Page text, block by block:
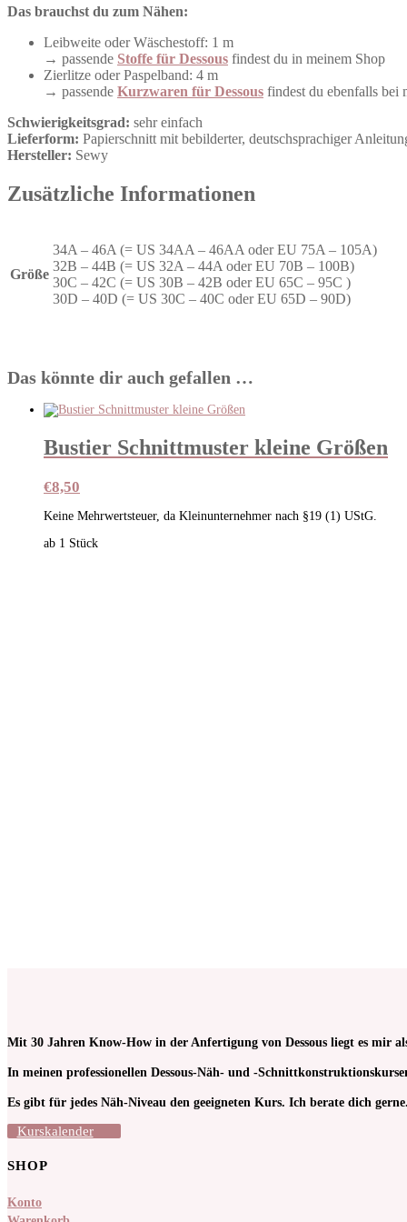
Das brauchst du zum Nähen:
Leibweite oder Wäschestoff: 1 m
→ passende Stoffe für Dessous findest du in meinem Shop
Zierlitze oder Paspelband: 4 m
→ passende Kurzwaren für Dessous findest du ebenfalls bei
Schwierigkeitsgrad: sehr einfach
Lieferform: Papierschnitt mit bebilderter, deutschsprachiger
Hersteller: Sewy
Zusätzliche Informationen
Größe
34A – 46A (= US 34AA – 46AA oder EU 75A – 105A)
32B – 44B (= US 32A – 44A oder EU 70B – 100B)
30C – 42C (= US 30B – 42B oder EU 65C – 95C )
30D – 40D (= US 30C – 40C oder EU 65D – 90D)
Das könnte dir auch gefallen …
Bustier Schnittmuster kleine Größen
€8,50
Keine Mehrwertsteuer, da Kleinunternehmer nach §19 (1) UStG.
ab 1 Stück
Mit 30 Jahren Know-How in der Anfertigung von Dessous liegt es mir
In meinen pro­fessionellen Dessous-Näh- und -
Es gibt für jedes Näh-Niveau den geeigneten Kurs. Ich berate dich
Kurskalender
SHOP
Konto